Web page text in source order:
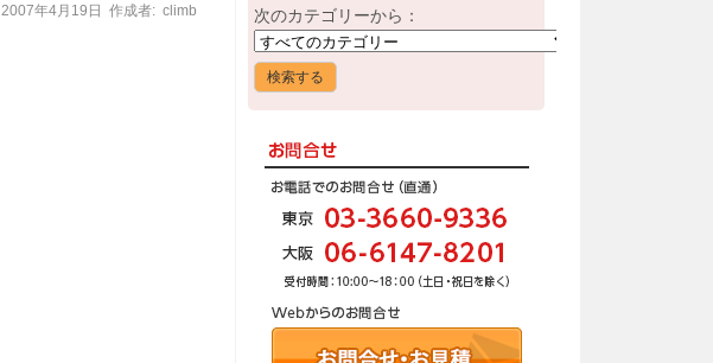
2007年4月19日 作成者: climb 次のカテゴリーから：